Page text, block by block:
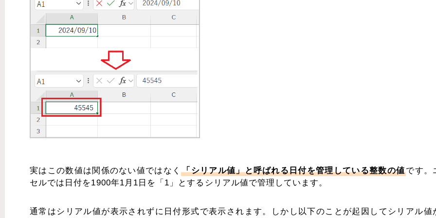
実はこの数値は関係のない値ではなく「シリアル値」と呼ばれる日付を管理している整数の値です。
セルでは日付を1900年1月1日を「1」とするシリアル値で管理しています。
通常はシリアル値が表示されずに日付形式で表示されます。しかし以下のことが起因してシリアル値